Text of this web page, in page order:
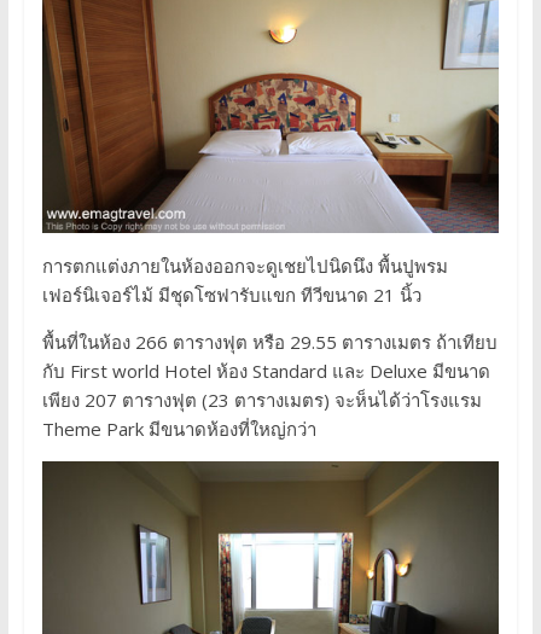
การตกแต่งภายในห้องออกจะดูเชยไปนิดนึง พื้นปูพรม
เฟอร์นิเจอร์ไม้ มีชุดโซฟารับแขก ทีวีขนาด 21 นิ้ว
พื้นที่ในห้อง 266 ตารางฟุต หรือ 29.55 ตารางเมตร ถ้าเทียบ
กับ First world Hotel ห้อง Standard และ Deluxe มีขนาด
เพียง 207 ตารางฟุต (23 ตารางเมตร) จะห็นได้ว่าโรงแรม
Theme Park มีขนาดห้องที่ใหญ่กว่า